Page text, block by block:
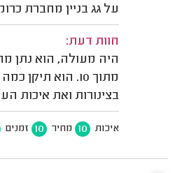
על גג בניין מחברת
חוות דעת:
מתוך 10. הוא
בצינורות ואת איכות
איכות 10 מחיר 10 זמנים